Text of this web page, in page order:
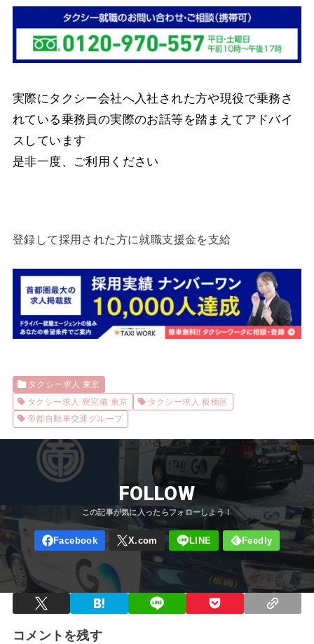
実際にタクシー会社へ入社された方や現役で乗務さ
れている乗務員の実際のお話等を踏まえてアドバイ
スしています
是非一度、ご利用ください
登録して採用された方に就職支援金を支給
タクシー求人 東京
タクシー求人 寮完備 東京
タクシー求人 板橋区
帝都自動車交通グループ
FOLLOW
コメントを残す